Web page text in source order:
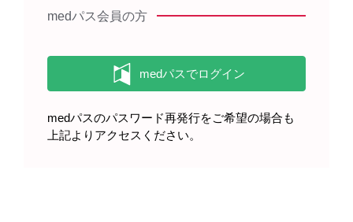
medパス会員の方
medパスのパスワード再発行をご希望の場合も
上記よりアクセスください。